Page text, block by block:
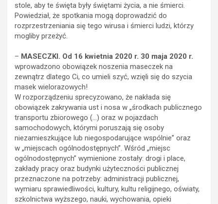
stole, aby te święta były świętami życia, a nie śmierci.
Powiedział, że spotkania mogą doprowadzić do
rozprzestrzeniania się tego wirusa i śmierci ludzi, którzy
mogliby przeżyć.
– MASECZKI. Od 16 kwietnia 2020 r. 30 maja 2020 r.
wprowadzono obowiązek noszenia maseczek na
zewnątrz dlatego Ci, co umieli szyć, wzięli się do szycia
masek wielorazowych!
W rozporządzeniu sprecyzowano, że nakłada się
obowiązek zakrywania ust i nosa w „środkach publicznego
transportu zbiorowego (…) oraz w pojazdach
samochodowych, którymi poruszają się osoby
niezamieszkujące lub niegospodarujące wspólnie” oraz
w „miejscach ogólnodostępnych”. Wśród „miejsc
ogólnodostępnych” wymienione zostały: drogi i place,
zakłady pracy oraz budynki użyteczności publicznej
przeznaczone na potrzeby: administracji publicznej,
wymiaru sprawiedliwości, kultury, kultu religijnego, oświaty,
szkolnictwa wyższego, nauki, wychowania, opieki